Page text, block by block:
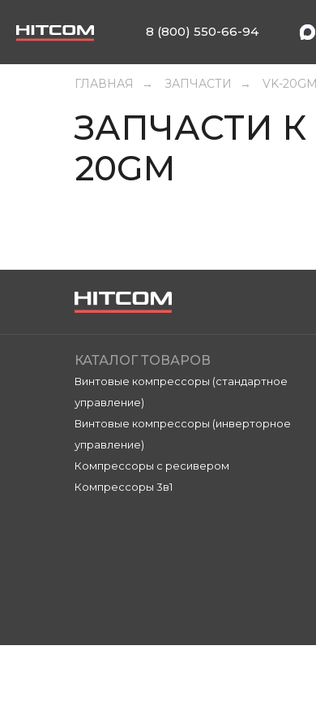
8 (800) 550-66-94
ГЛАВНАЯ → ЗАПЧАСТИ → VK-20GM
ЗАПЧАСТИ
20GM
КАТАЛОГ ТОВАРОВ
Винтовые компрессоры (стандартное
управление)
Винтовые компрессоры (инверторное
управление)
Компрессоры с ресивером
Компрессоры 3в1